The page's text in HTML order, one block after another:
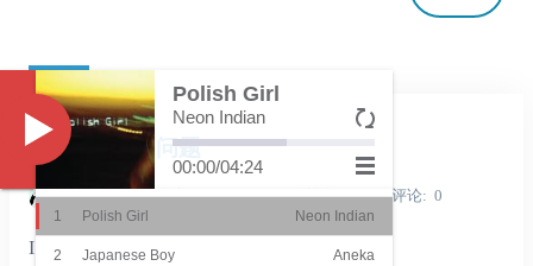
日记
ISCSI映射的问题
Shine_Light 发表于 2022-06-25 浏览 7244 评论 0
ISCSI映射的问题
Music
Polish Girl
Neon Indian
00:00/04:24
1 Polish Girl Neon Indian
2 Japanese Boy Aneka